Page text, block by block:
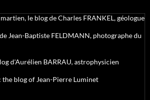
le blog de Charles FRANKEL, géologue
Jean-Baptiste FELDMANN, photographe du
d'Aurélien BARRAU, astrophysicien
the blog of Jean-Pierre Luminet